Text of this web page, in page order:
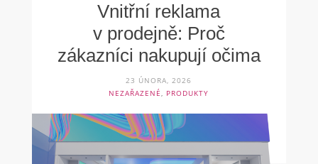
Vnitřní reklama
v prodejně: Proč
zákazníci nakupují očima
23 ÚNORA, 2026
NEZAŘAZENÉ, PRODUKTY